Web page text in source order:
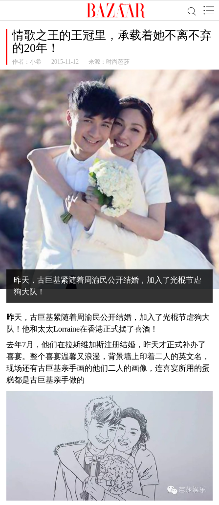
情歌之王的王冠里，承载着她不离不弃
的20年！
作者： 小希 2015-11-12 来源：时尚芭莎
昨天，古巨基紧随着周渝民公开结婚，加入了光棍节虐
狗大队！
昨天，古巨基紧随着周渝民公开结婚，加入了光棍节虐狗大
队！他和太太Lorraine在香港正式摆了喜酒！
去年7月，他们在拉斯维加斯注册结婚，昨天才正式补办了
喜宴。整个喜宴温馨又浪漫，背景墙上印着二人的英文名，
现场还有古巨基亲手画的他们二人的画像，连喜宴所用的蛋
糕都是古巨基亲手做的